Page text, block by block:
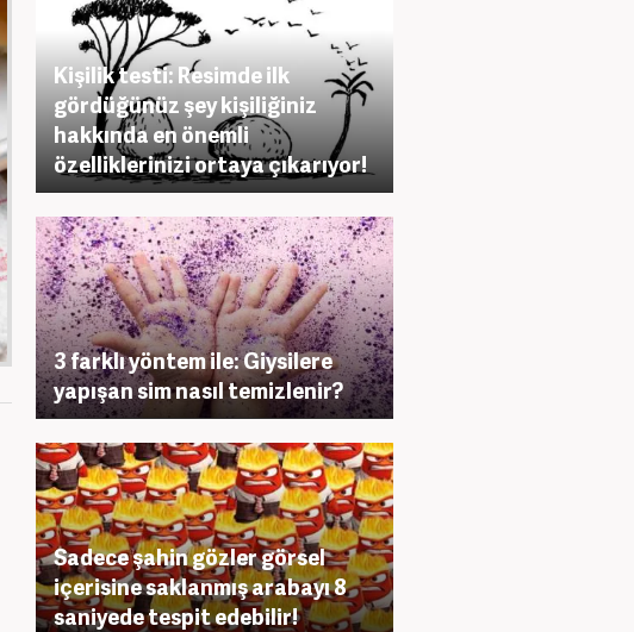
Kişilik testi: Resimde ilk
gördüğünüz şey kişiliğiniz
hakkında en önemli
özelliklerinizi ortaya çıkarıyor!
3 farklı yöntem ile: Giysilere
yapışan sim nasıl temizlenir?
Sadece şahin gözler görsel
içerisine saklanmış arabayı 8
saniyede tespit edebilir!